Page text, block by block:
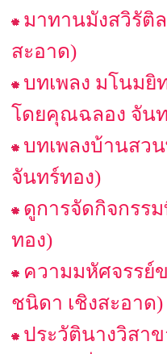
มาทานมังสวิรัติ
สะอาด)
บทเพลง มโนม
โดยคุณฉลอง จัน
บทเพลงบ้านสว
จันทร์ทอง)
ดูการจัดกิจกรร
ทอง)
ความมหัศจรรย์
ชนิดา เชิงสะอาด)
ประวัตินางวิสา